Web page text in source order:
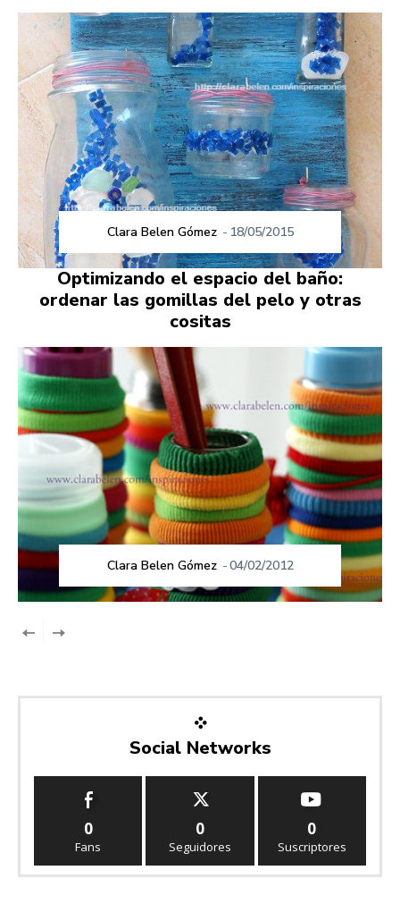
Clara Belen Gómez - 18/05/2015
Optimizando el espacio del baño:
ordenar las gomillas del pelo y otras
cositas
Clara Belen Gómez -04/02/2012
Social Networks
0
Fans
0
Seguidores
0
Suscriptores